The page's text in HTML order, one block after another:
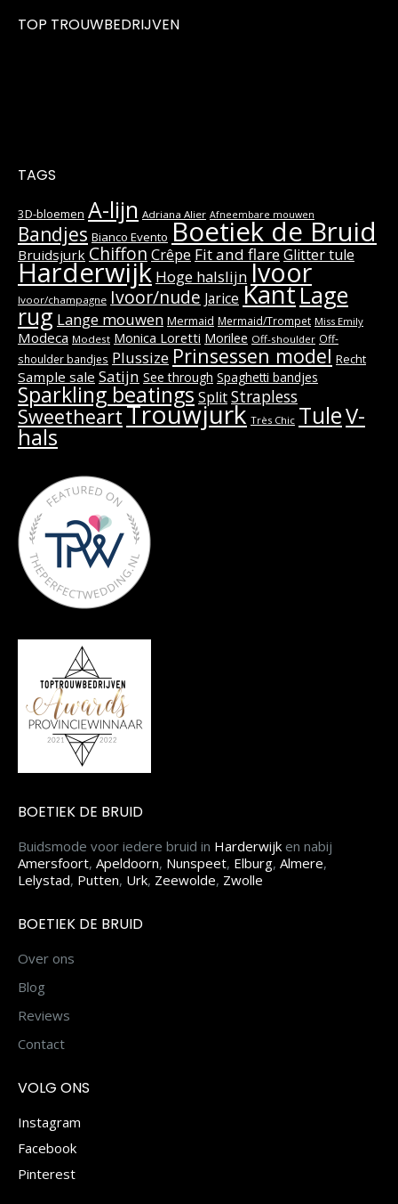
TOP TROUWBEDRIJVEN
TAGS
3D-bloemen A-lijn Adriana Alier Afneembare mouwen
Bandjes Bianco Evento Boetiek de Bruid
Bruidsjurk Chiffon Crêpe Fit and flareGlitter tule
Harderwijk Hoge halslijnIvoor
Ivoor/champagne Ivoor/nude Jarice KantLage
rug Lange mouwen Mermaid Mermaid/Trompet Miss Emily
Modeca Modest Monica Loretti Morilee Off-shoulder Off-
shoulder bandjes Plussize Prinsessen model Recht
Sample sale Satijn See through Spaghetti bandjes
Sparkling beatings SplitStrapless
SweetheartTrouwjurk Très Chic TuleV-
hals
BOETIEK DE BRUID
Buidsmode voor iedere bruid in Harderwijk en nabij
Amersfoort, Apeldoorn, Nunspeet, Elburg, Almere,
Lelystad, Putten, Urk, Zeewolde, Zwolle
BOETIEK DE BRUID
Over ons
Blog
Reviews
Contact
VOLG ONS
Instagram
Facebook
Pinterest